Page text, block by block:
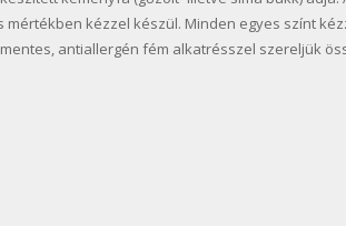
kézzel készül. Minden egyes színt
antiallergén fém alkatrésszel szereljük